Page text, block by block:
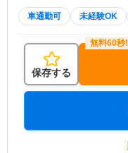
車通勤可 未経験OK
保存する